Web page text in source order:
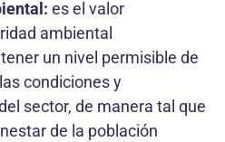
es el valor
ambiental
un nivel permisible de
condiciones y
sector, de manera tal que
de la población